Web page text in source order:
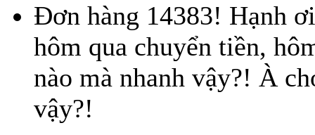
Đơn hàng 14383! Hạnh
hôm qua chuyển tiền,
nào mà nhanh vậy?! À
vậy?!